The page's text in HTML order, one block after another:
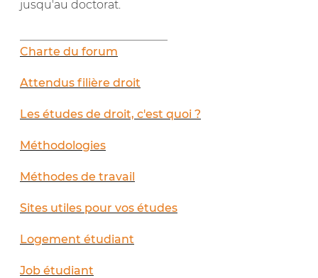
jusqu'au doctorat.
Charte du forum
Attendus filière droit
Les études de droit, c'est quoi ?
Méthodologies
Méthodes de travail
Sites utiles pour vos études
Logement étudiant
Job étudiant